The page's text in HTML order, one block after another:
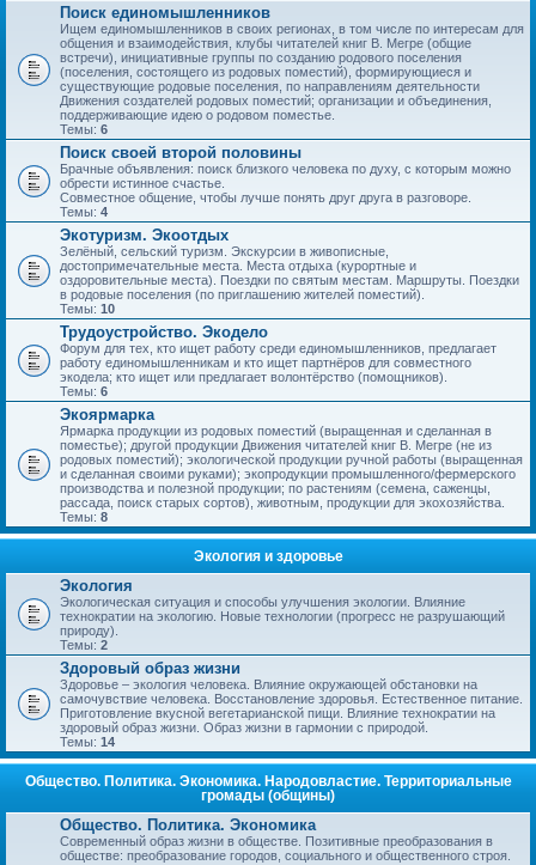
Поиск единомышленников
Ищем единомышленников в своих регионах, в том числе по интересам для
общения и взаимодействия, клубы читателей книг В. Мегре (общие
встречи), инициативные группы по созданию родового поселения
(поселения, состоящего из родовых поместий), формирующиеся и
существующие родовые поселения, по направлениям деятельности
Движения создателей родовых поместий; организации и объединения,
поддерживающие идею о родовом поместье.
Темы: 6
Поиск своей второй половины
Брачные объявления: поиск близкого человека по духу, с которым можно
обрести истинное счастье.
Совместное общение, чтобы лучше понять друг друга в разговоре.
Темы: 4
Экотуризм. Экоотдых
Зелёный, сельский туризм. Экскурсии в живописные,
достопримечательные места. Места отдыха (курортные и
оздоровительные места). Поездки по святым местам. Маршруты. Поездки
в родовые поселения (по приглашению жителей поместий).
Темы: 10
Трудоустройство. Экодело
Форум для тех, кто ищет работу среди единомышленников, предлагает
работу единомышленникам и кто ищет партнёров для совместного
экодела; кто ищет или предлагает волонтёрство (помощников).
Темы: 6
Экоярмарка
Ярмарка продукции из родовых поместий (выращенная и сделанная в
поместье); другой продукции Движения читателей книг В. Мегре (не из
родовых поместий); экологической продукции ручной работы (выращенная
и сделанная своими руками); экопродукции промышленного/фермерского
производства и полезной продукции; по растениям (семена, саженцы,
рассада, поиск старых сортов), животным, продукции для экохозяйства.
Темы: 8
Экология и здоровье
Экология
Экологическая ситуация и способы улучшения экологии. Влияние
технократии на экологию. Новые технологии (прогресс не разрушающий
природу).
Темы: 2
Здоровый образ жизни
Здоровье – экология человека. Влияние окружающей обстановки на
самочувствие человека. Восстановление здоровья. Естественное питание.
Приготовление вкусной вегетарианской пищи. Влияние технократии на
здоровый образ жизни. Образ жизни в гармонии с природой.
Темы: 14
Общество. Политика. Экономика. Народовластие. Территориальные
громады (общины)
Общество. Политика. Экономика
Современный образ жизни в обществе. Позитивные преобразования в
обществе: преобразование городов, социального и общественного строя.